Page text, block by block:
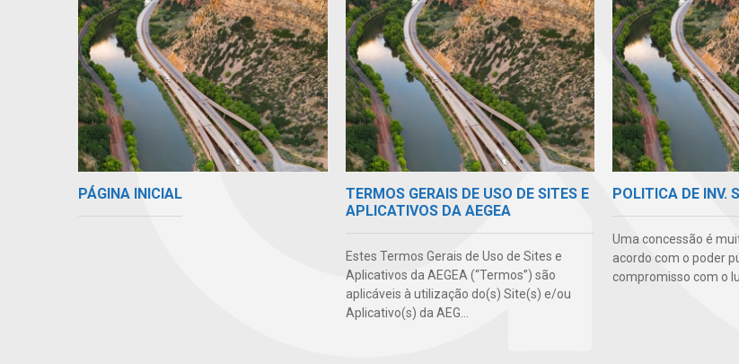
PÁGINA INICIAL
TERMOS GERAIS DE USO DE SITES E
APLICATIVOS DA AEGEA
Estes Termos Gerais de Uso de Sites e
Aplicativos da AEGEA (“Termos”) são
aplicáveis à utilização do(s) Site(s) e/ou
Aplicativo(s) da AEG...
POLITICA DE INV.
Uma concessão é
acordo com o poder
compromisso com o